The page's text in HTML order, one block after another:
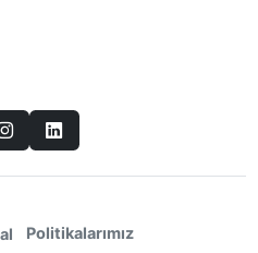
Politikalarımız